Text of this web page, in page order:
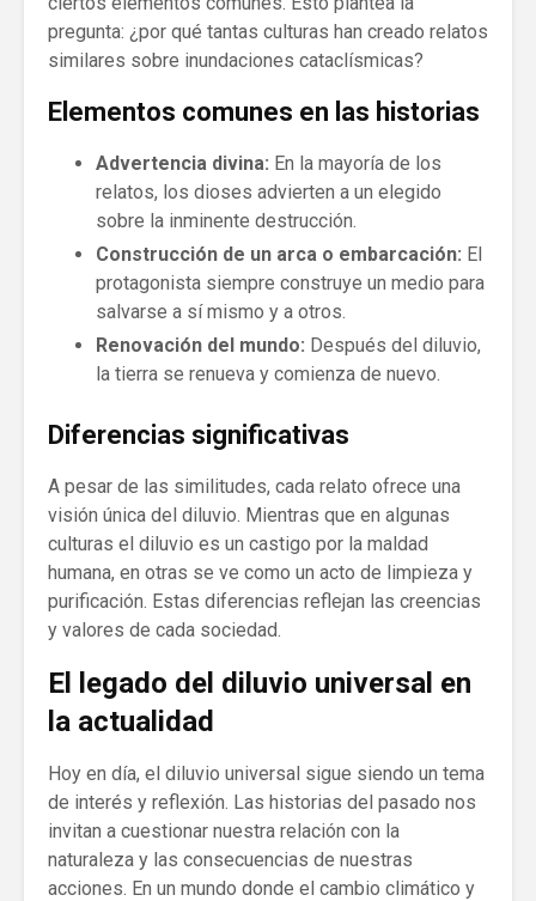
pregunta: ¿por qué tantas culturas han creado relatos
similares sobre inundaciones cataclísmicas?
Elementos comunes en las historias
Advertencia divina: En la mayoría de los
relatos, los dioses advierten a un elegido
sobre la inminente destrucción.
Construcción de un arca o embarcación: El
protagonista siempre construye un medio para
salvarse a sí mismo y a otros.
Renovación del mundo: Después del diluvio,
la tierra se renueva y comienza de nuevo.
Diferencias significativas
A pesar de las similitudes, cada relato ofrece una
visión única del diluvio. Mientras que en algunas
culturas el diluvio es un castigo por la maldad
humana, en otras se ve como un acto de limpieza y
purificación. Estas diferencias reflejan las creencias
y valores de cada sociedad.
El legado del diluvio universal en
la actualidad
Hoy en día, el diluvio universal sigue siendo un tema
de interés y reflexión. Las historias del pasado nos
invitan a cuestionar nuestra relación con la
naturaleza y las consecuencias de nuestras
acciones. En un mundo donde el cambio climático y